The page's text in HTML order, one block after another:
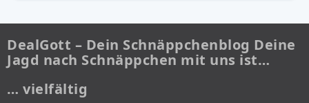
DealGott – Dein Schnäppchenblog Deine
Jagd nach Schnäppchen mit uns ist…
… vielfältig